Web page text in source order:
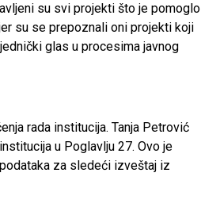
su svi projekti što je pomoglo
su se prepoznali oni projekti koji
glas u procesima javnog
rada institucija. Tanja Petrović
u Poglavlju 27. Ovo je
za sledeći izveštaj iz